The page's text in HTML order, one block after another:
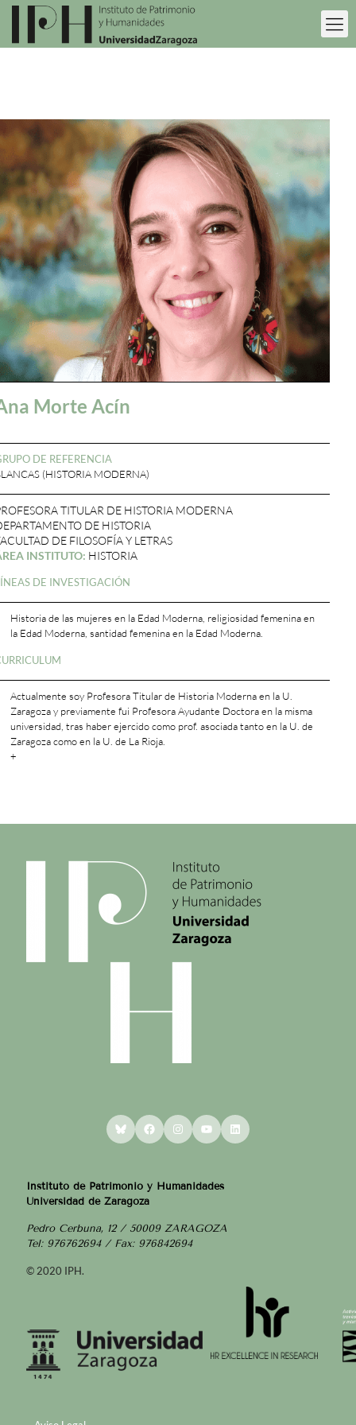
Morte Acín
DE REFERENCIA
(HISTORIA MODERNA)
TITULAR DE HISTORIA MODERNA
DE HISTORIA
DE FILOSOFÍA Y LETRAS
INSTITUTO: HISTORIA
DE INVESTIGACIÓN
Historia de las mujeres en la Edad Moderna, religiosidad femenina en
la Edad Moderna, santidad femenina en la Edad Moderna.
Actualmente soy Profesora Titular de Historia Moderna en la U.
Zaragoza y previamente fui Profesora Ayudante Doctora en la misma
universidad, tras haber ejercido como prof. asociada tanto en la U. de
Zaragoza como en la U. de La Rioja.
+
BlueskyFacebookInstagram
YouTubeLinkedIn
Instituto de Patrimonio y Humanidades
Universidad de Zaragoza
Pedro Cerbuna, 12 / 50009 ZARAGOZA
Tel: 976762694 / Fax: 976842694
© 2020 IPH.